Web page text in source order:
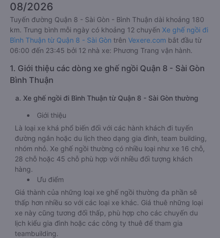
08/2026
Tuyến đường Quận 8 - Sài Gòn - Bình Thuận dài khoảng 180
km. Trung bình mỗi ngày có khoảng 12 chuyến Xe ghế ngồi đi
Bình Thuận từ Quận 8 - Sài Gòn trên Vexere.com bắt đầu từ
06:00 đến 23:45 bởi 12 nhà xe: Phương Trang vận hành.
1. Giới thiệu các dòng xe ghế ngồi Quận 8 - Sài Gòn
Bình Thuận
a. Xe ghế ngồi đi Bình Thuận từ Quận 8 - Sài Gòn thường
Giới thiệu
Là loại xe khá phổ biến đối với các hành khách đi tuyến
đường ngắn hoặc du lịch theo dạng gia đình, team building,
nhóm nhỏ. Xe ghế ngồi thường có nhiều loại như xe 16 chỗ,
28 chỗ hoặc 45 chỗ phù hợp với nhiều đối tượng khách
hàng.
Ưu điểm
Giá thành của những loại xe ghế ngồi thường đa phần sẽ
thấp hơn nhiều so với các loại xe khác. Giá thuê những loại
xe này cũng tương đối thấp, phù hợp cho các chuyến du
lịch kiểu gia đình hoặc các công ty thuê để tham gia
teambuilding.